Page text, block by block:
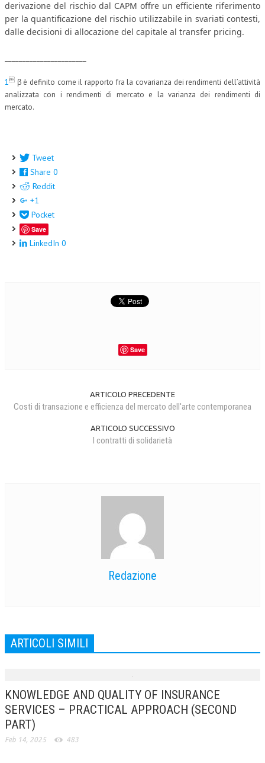
derivazione del rischio dal CAPM offre un efficiente riferimento
per la quantificazione del rischio utilizzabile in svariati contesti,
dalle decisioni di allocazione del capitale al transfer pricing.
1 β è definito come il rapporto fra la covarianza dei rendimenti dell’attività
analizzata con i rendimenti di mercato e la varianza dei rendimenti di
mercato.
Tweet
Share 0
Reddit
+1
Pocket
Save
LinkedIn 0
Save
ARTICOLO PRECEDENTE
Costi di transazione e efficienza del mercato dell'arte contemporanea
ARTICOLO SUCCESSIVO
I contratti di solidarietà
Redazione
ARTICOLI SIMILI
KNOWLEDGE AND QUALITY OF INSURANCE
SERVICES – PRACTICAL APPROACH (SECOND
PART)
Feb 14, 2025 483